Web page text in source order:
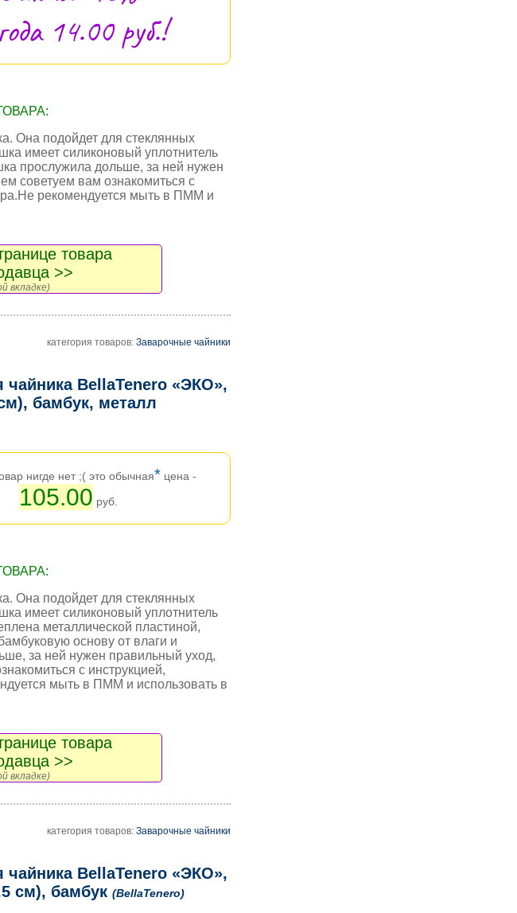
14.00 руб.!
Она подойдет для стеклянных
имеет силиконовый уплотнитель
прослужила дольше, за ней нужен
советуем вам ознакомиться с
рекомендуется мыть в ПММ и
товара
>>
вкладке)
категория товаров: Заварочные чайники
BellaTenero «ЭКО»,
бамбук, металл
нигде нет ;( это обычная* цена -
105.00 руб.
Она подойдет для стеклянных
имеет силиконовый уплотнитель
металлической пластиной,
основу от влаги и
за ней нужен правильный уход,
с инструкцией,
мыть в ПММ и использовать в
товара
>>
вкладке)
категория товаров: Заварочные чайники
BellaTenero «ЭКО»,
см), бамбук (BellaTenero)